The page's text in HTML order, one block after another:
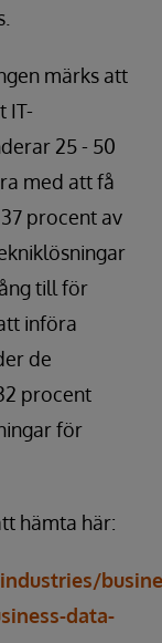
märks att
IT-
25 - 50
med att få
procent av
till för
införa
de
procent
för
hämta här:
data-